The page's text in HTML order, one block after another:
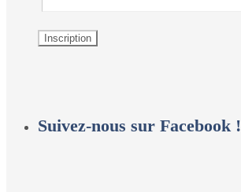
Suivez-nous sur Facebook !